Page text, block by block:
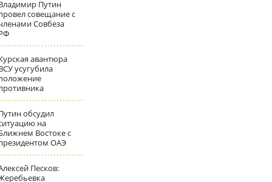
Путин
совещание с
Совбеза
авантюра
усугубила
обсудил
на
Востоке с
ОАЭ
Песков: